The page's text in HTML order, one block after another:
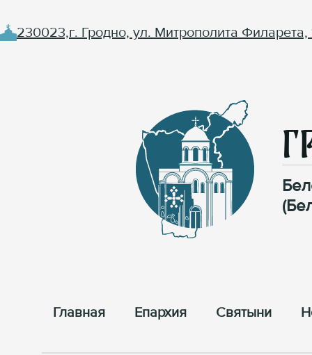
230023,г. Гродно, ул. Митрополита Филарета,
Главная Епархия Cвятыни